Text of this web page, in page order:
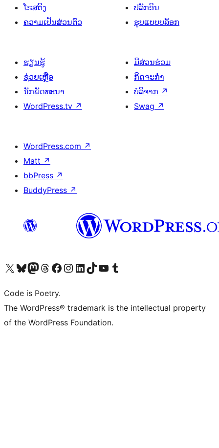
ໂຮສຕິງ
ຄວາມເປັນສ່ວນຕົວ
ປລັກອິນ
ຮູບແບບບລັອກ
ຮຽນຮູ້
ຊ່ວຍເຫຼືອ
ນັກພັດທະນາ
WordPress.tv ↗
ມີສ່ວນຮ່ວມ
ກິດຈະກຳ
ບໍລິຈາກ ↗
Swag ↗
WordPress.com ↗
Matt ↗
bbPress ↗
BuddyPress ↗
ຢ້ຽມຊົມບັນຊີ X (ຊື່ເກົ່າ Twitter) ຂອງພວກເຮົາຢ້ຽມຊົມບັນຊີ Bluesky ຂອງພວກເຮົາຢ້ຽມຊົມບັນຊີ Mastodon ຂອງພວກເຮົາຢ້ຽມຊົມບັນຊີ Threads ຂອງພວກເຮົາຢ້ຽມຊົມໜ້າ Facebook ຂອງພວກເຮົາຢ້ຽມຊົມບັນຊີ Instagram ຂອງພວກເຮົາຢ້ຽມຊົມບັນຊີ LinkedIn ຂອງພວກເຮົາຢ້ຽມຊົມບັນຊີ TikTok ຂອງພວກເຮົາຢ້ຽມຊົມຊ່ອງ YouTube ຂອງພວກເຮົາຢ້ຽມຊົມບັນຊີ Tumblr ຂອງພວກເຮົາ
Code is Poetry.
The WordPress® trademark is the intellectual property
of the WordPress Foundation.